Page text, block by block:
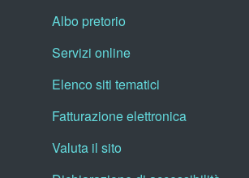
Albo pretorio
Servizi online
Elenco siti tematici
Fatturazione elettronica
Valuta il sito